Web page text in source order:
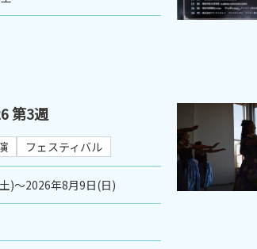
第3週
フェスティバル
)～2026年8月9日(日)